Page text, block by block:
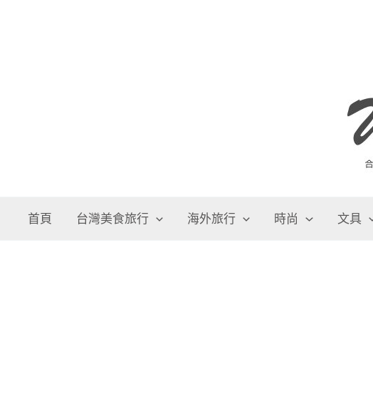
首頁 台灣美食旅行 海外旅行 時尚 文具